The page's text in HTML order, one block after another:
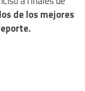
de los mejores